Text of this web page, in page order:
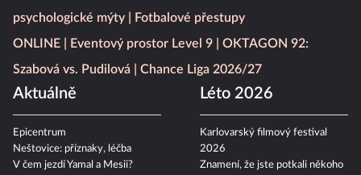
psychologické mýty
Fotbalové přestupy
ONLINE
Eventový prostor Level 9
OKTAGON 92:
Szabová vs. Pudilová
Chance Liga 2026/27
Aktuálně
Epicentrum
Neštovice: příznaky, léčba
V čem jezdí Yamal a Mesii?
Léto 2026
Karlovarský filmový festival
2026
Znamení, že jste potkali někoho